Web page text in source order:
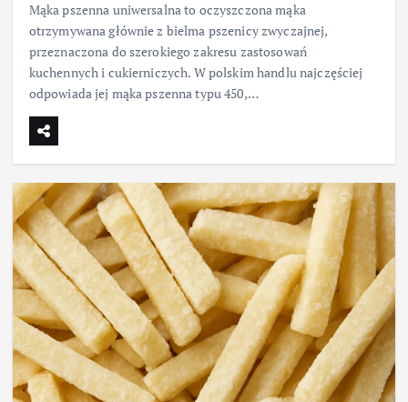
Mąka pszenna uniwersalna to oczyszczona mąka
otrzymywana głównie z bielma pszenicy zwyczajnej,
przeznaczona do szerokiego zakresu zastosowań
kuchennych i cukierniczych. W polskim handlu najczęściej
odpowiada jej mąka pszenna typu 450,…